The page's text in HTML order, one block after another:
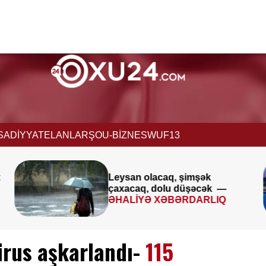
ELANLARŞOU-BİZNESWUF13
Avqustun 8-9-u ilə bağlı
XƏBƏRDARLIQ
aşkarlandı- 115